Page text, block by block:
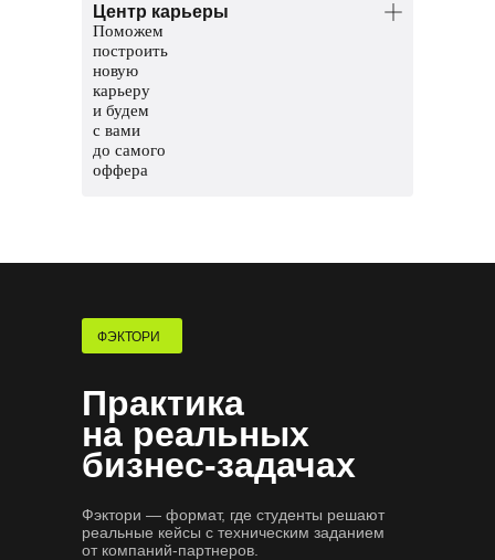
с другими студентами
Чат с ментором на платформе, чтобы
прояснить непонятные темы и задания
Мероприятия и стажировки
с партнерами, чтобы наработать опыт
и показать свои скиллы работодателям
Центр карьеры
Поможем
построить
новую
карьеру
и будем
с вами
до самого
оффера
собеседования
Практика
на реальных
бизнес-задачах
Фэктори — формат, где студенты решают
реальные кейсы с техническим заданием
от компаний-партнеров.
ФЭКТОРИ